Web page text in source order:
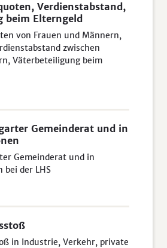
Verdienstabstand,
beim Elterngeld
von Frauen und Männern,
zwischen
Väterbeteiligung beim
Gemeinderat und in
Gemeinderat und in
bei der LHS
in Industrie, Verkehr, private